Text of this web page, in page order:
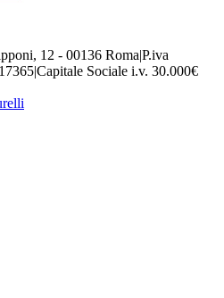
12 - 00136 Roma|P.iva
|Capitale Sociale i.v. 30.000€